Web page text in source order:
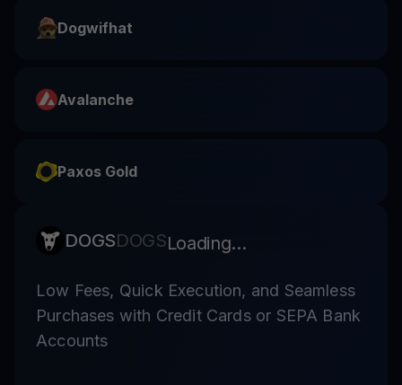
Dogwifhat
Avalanche
Paxos Gold
DOGSDOGSLoading...
Low Fees, Quick Execution, and Seamless
Purchases with Credit Cards or SEPA Bank
Accounts